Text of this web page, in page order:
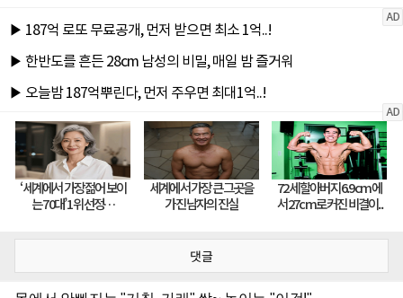
댓글